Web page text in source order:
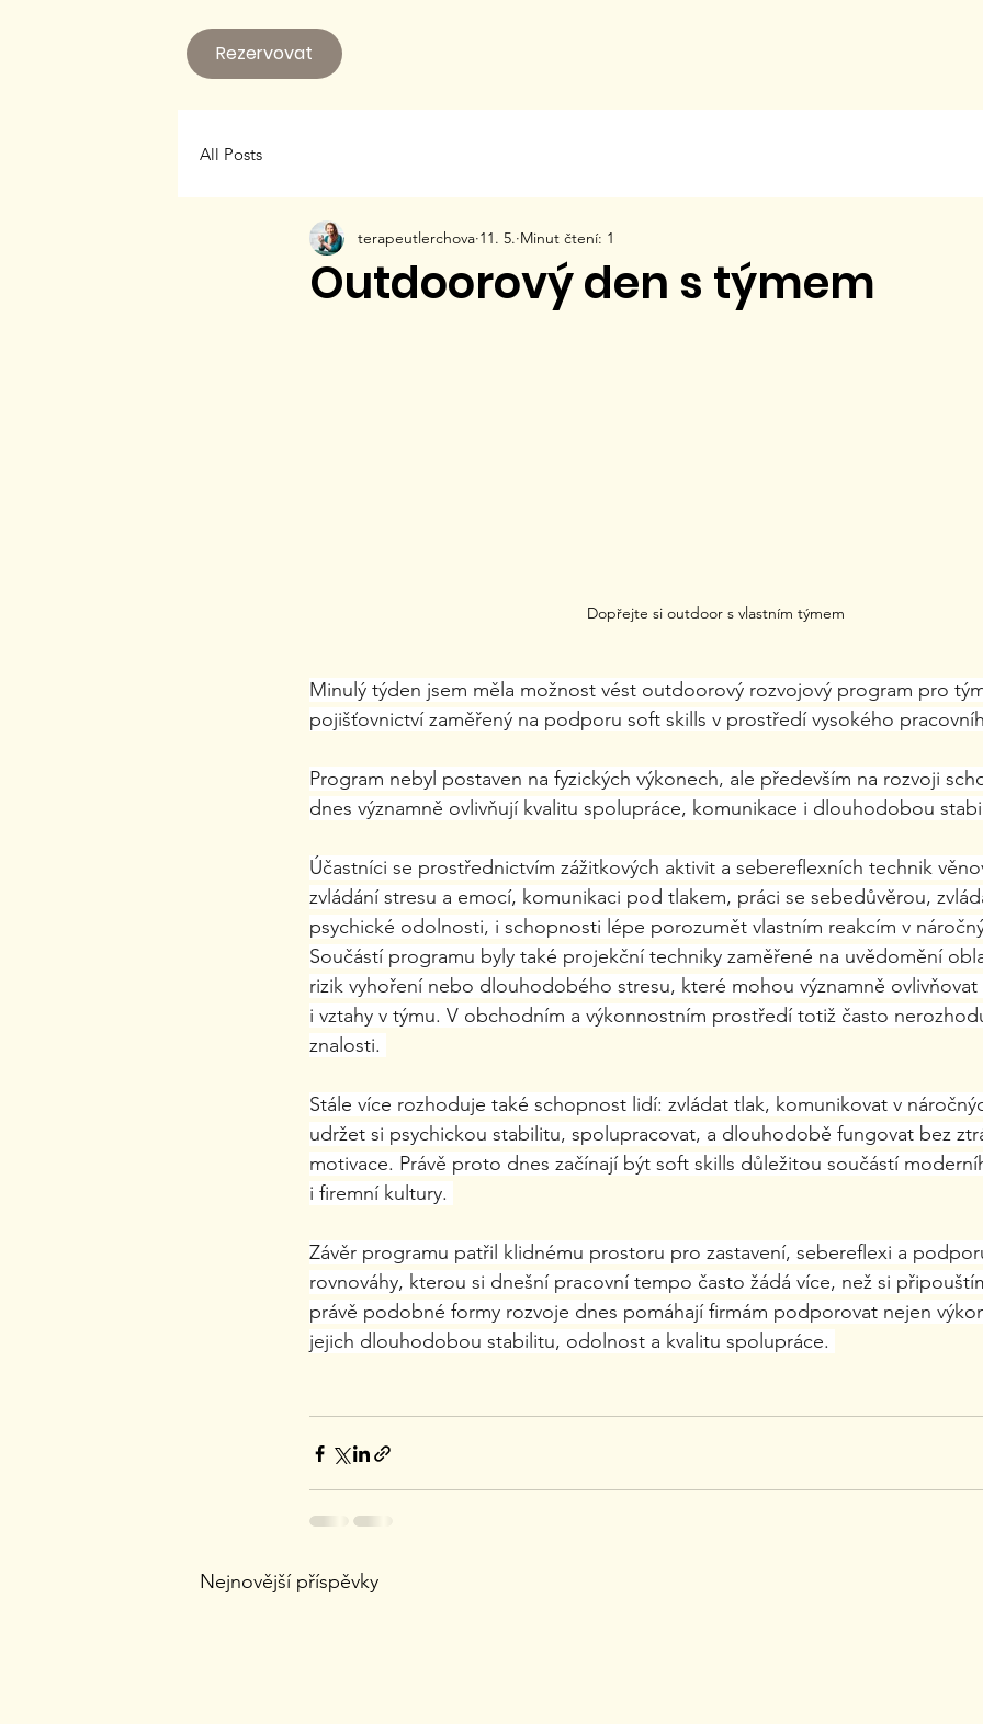
Rezervovat
All Posts
Outdoorový den s týmem
terapeutlerchova 11. 5. Minut čtení: 1
Dopřejte si outdoor s vlastním týmem
Minulý týden jsem měla možnost vést outdoorový rozvojový program pro
pojišťovnictví zaměřený na podporu soft skills v prostředí vysokého
Program nebyl postaven na fyzických výkonech, ale především na rozvoji
dnes významně ovlivňují kvalitu spolupráce, komunikace i dlouhodobou
Účastníci se prostřednictvím zážitkových aktivit a sebereflexních technik
zvládání stresu a emocí, komunikaci pod tlakem, práci se sebedůvěrou,
psychické odolnosti, i schopnosti lépe porozumět vlastním reakcím v
Součástí programu byly také projekční techniky zaměřené na uvědomění
rizik vyhoření nebo dlouhodobého stresu, které mohou významně ovlivňovat
i vztahy v týmu. V obchodním a výkonnostním prostředí totiž často
znalosti.
Stále více rozhoduje také schopnost lidí: zvládat tlak, komunikovat v
udržet si psychickou stabilitu, spolupracovat, a dlouhodobě fungovat bez
motivace. Právě proto dnes začínají být soft skills důležitou součástí
i firemní kultury.
Závěr programu patřil klidnému prostoru pro zastavení, sebereflexi a
rovnováhy, kterou si dnešní pracovní tempo často žádá více, než si
právě podobné formy rozvoje dnes pomáhají firmám podporovat nejen
jejich dlouhodobou stabilitu, odolnost a kvalitu spolupráce.
Nejnovější příspěvky